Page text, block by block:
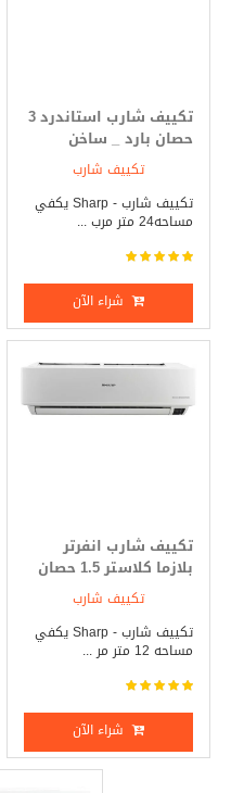
تكييف شارب استاندرد 3
حصان بارد _ ساخن
تكييف شارب
تكييف شارب - Sharp يكفي
مساحه24 متر مرب ...
شراء الآن
تكييف شارب انفرتر
بلازما كلاستر 1.5 حصان
بارد فقطتكييف شارب
تكييف شارب - Sharp يكفي
مساحه 12 متر مر ...
شراء الآن